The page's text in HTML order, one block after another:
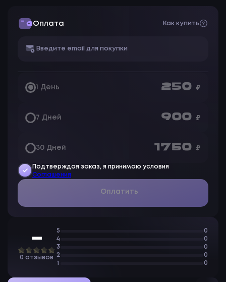
Оплата Как купить
1 День 250 ₽
7 Дней 900 ₽
30 Дней 1 750 ₽
Подтверждая заказ, я принимаю условия
Соглашения
Оплатить
—
0 отзывов
5
0
4
0
3
0
2
0
1
0